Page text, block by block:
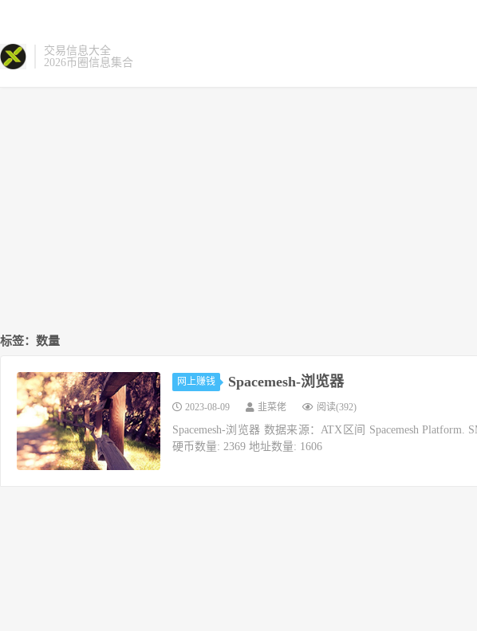
交易信息大全
2026币圈信息集合
标签：数量
网上赚钱 Spacemesh-浏览器
2023-08-09 韭菜佬 阅读(392)
Spacemesh-浏览器 数据来源：ATX区间 Spacemesh
硬币数量: 2369 地址数量: 1606